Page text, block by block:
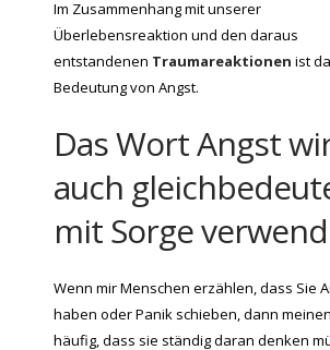
Im Zusammenhang mit unserer
Überlebensreaktion und den daraus
entstandenen Traumareaktionen ist
Bedeutung von Angst.
Das Wort Angst
auch
mitSorge
Wenn mir Menschen erzählen, dass Sie
haben oder Panik schieben, dann
häufig, dass sie ständig daran denken